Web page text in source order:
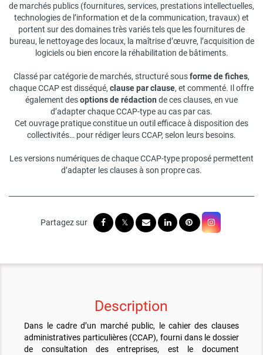
de marchés publics (fournitures, services, prestations intellectuelles,
technologies de l’information et de la communication, travaux) et
portent sur des domaines très variés tels que les fournitures de
bureau, le nettoyage des locaux, la maîtrise d’œuvre, l’acquisition de
logiciels ou bien encore la réhabilitation de bâtiments.
Classé par catégorie de marchés, structuré sousforme de fiches,
chaque CCAP est disséqué, clause par clause, et commenté. Il offre
également desoptions de rédaction de ces clauses, en vue
d’adapter chaque CCAP-type au cas par cas.
Cet ouvrage pratique constitue un outil efficace à disposition des
collectivités… pour rédiger leurs CCAP, selon leurs besoins.
Les versions numériques de chaque CCAP-type proposé permettent
d’adapter les clauses à son propre cas.
Description
Dans le cadre d’un marché public, le cahier des clauses
administratives particulières (CCAP), fourni dans le dossier
de consultation des entreprises, est le document